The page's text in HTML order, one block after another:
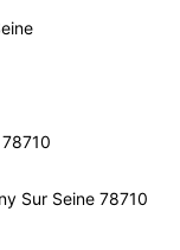
Sur Seine 78710